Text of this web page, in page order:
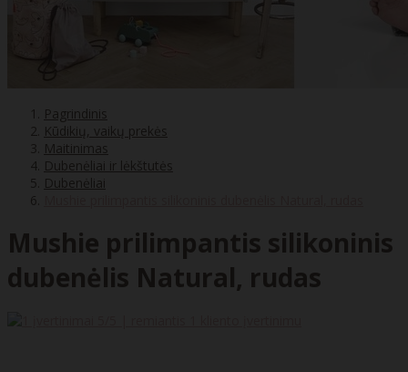
Pagrindinis
Kūdikių, vaikų prekės
Maitinimas
Dubenėliai ir lėkštutės
Dubenėliai
Mushie prilimpantis silikoninis
dubenėlis Natural, rudas